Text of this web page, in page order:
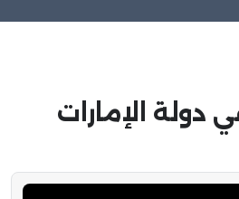
دولة الإمارات